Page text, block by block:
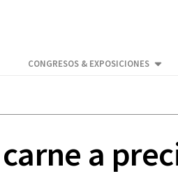
CONGRESOS & EXPOSICIONES
a